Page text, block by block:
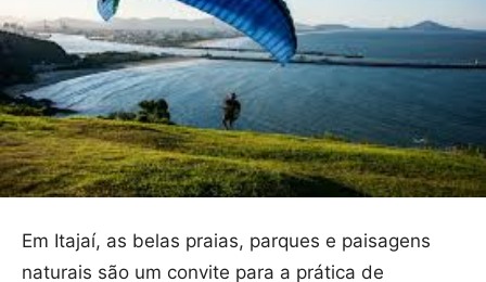
Em Itajaí, as belas praias, parques e paisagens
naturais são um convite para a prática de